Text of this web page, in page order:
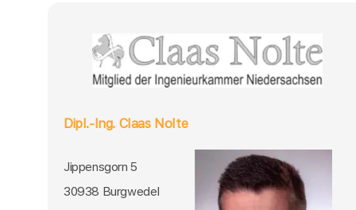
Dipl.-Ing. Claas Nolte
Jippensgorn 5
30938 Burgwedel